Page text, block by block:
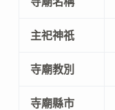
主祀神祇
寺廟教別
寺廟縣市